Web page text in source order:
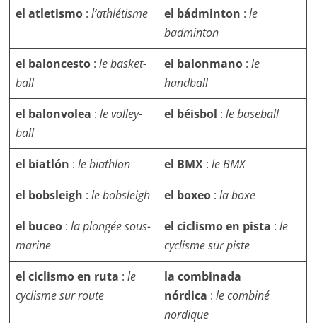
el atletismo :l’athlétisme el bádminton :le
badminton
el baloncesto :le basket-
ball
el balonmano :le
handball
el balonvolea :le volley-
ball
el béisbol :le baseball
el biatlón :le biathlon el BMX :le BMX
el bobsleigh :le bobsleigh el boxeo :la boxe
el buceo :la plongée sous-
marine
el ciclismo en pista :le
cyclisme sur piste
el ciclismo en ruta :le
cyclisme sur route
la combinada
nórdica :le combiné
nordique